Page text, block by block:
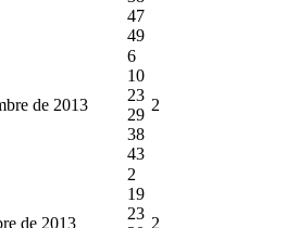
47
49
de 2013
6
10
23
29
38
43
2
de 2013
2
19
23
2